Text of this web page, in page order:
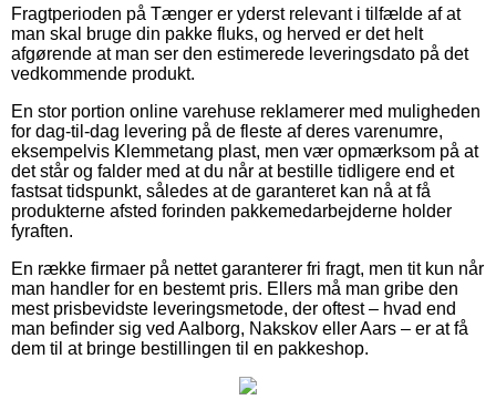
Fragtperioden på Tænger er yderst relevant i tilfælde af at
man skal bruge din pakke fluks, og herved er det helt
afgørende at man ser den estimerede leveringsdato på det
vedkommende produkt.
En stor portion online varehuse reklamerer med muligheden
for dag-til-dag levering på de fleste af deres varenumre,
eksempelvis Klemmetang plast, men vær opmærksom på at
det står og falder med at du når at bestille tidligere end et
fastsat tidspunkt, således at de garanteret kan nå at få
produkterne afsted forinden pakkemedarbejderne holder
fyraften.
En række firmaer på nettet garanterer fri fragt, men tit kun når
man handler for en bestemt pris. Ellers må man gribe den
mest prisbevidste leveringsmetode, der oftest – hvad end
man befinder sig ved Aalborg, Nakskov eller Aars – er at få
dem til at bringe bestillingen til en pakkeshop.